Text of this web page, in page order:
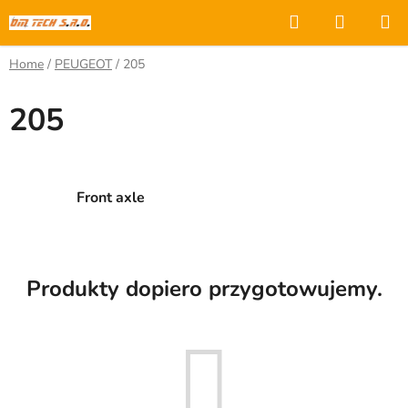
do
treści
Szukaj
Home / PEUGEOT / 205
205
Front axle
Produkty dopiero przygotowujemy.